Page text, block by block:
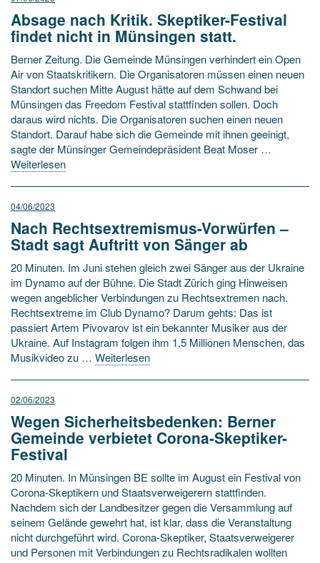
Absage nach Kritik. Skeptiker-Festival
findet nicht in Münsingen statt.
Berner Zeitung. Die Gemeinde Münsingen verhindert ein Open
Air von Staatskritikern. Die Organisatoren müssen einen neuen
Standort suchen Mitte August hätte auf dem Schwand bei
Münsingen das Freedom Festival stattfinden sollen. Doch
daraus wird nichts. Die Organisatoren suchen einen neuen
Standort. Darauf habe sich die Gemeinde mit ihnen geeinigt,
sagte der Münsinger Gemeindepräsident Beat Moser …
Weiterlesen
04/06/2023
Nach Rechtsextremismus-Vorwürfen –
Stadt sagt Auftritt von Sänger ab
20 Minuten. Im Juni stehen gleich zwei Sänger aus der Ukraine
im Dynamo auf der Bühne. Die Stadt Zürich ging Hinweisen
wegen angeblicher Verbindungen zu Rechtsextremen nach.
Rechtsextreme im Club Dynamo? Darum gehts: Das ist
passiert Artem Pivovarov ist ein bekannter Musiker aus der
Ukraine. Auf Instagram folgen ihm 1,5 Millionen Menschen, das
Musikvideo zu … Weiterlesen
02/06/2023
Wegen Sicherheitsbedenken: Berner
Gemeinde verbietet Corona-Skeptiker-
Festival
20 Minuten. In Münsingen BE sollte im August ein Festival von
Corona-Skeptikern und Staatsverweigerern stattfinden.
Nachdem sich der Landbesitzer gegen die Versammlung auf
seinem Gelände gewehrt hat, ist klar, dass die Veranstaltung
nicht durchgeführt wird. Corona-Skeptiker, Staatsverweigerer
und Personen mit Verbindungen zu Rechtsradikalen wollten